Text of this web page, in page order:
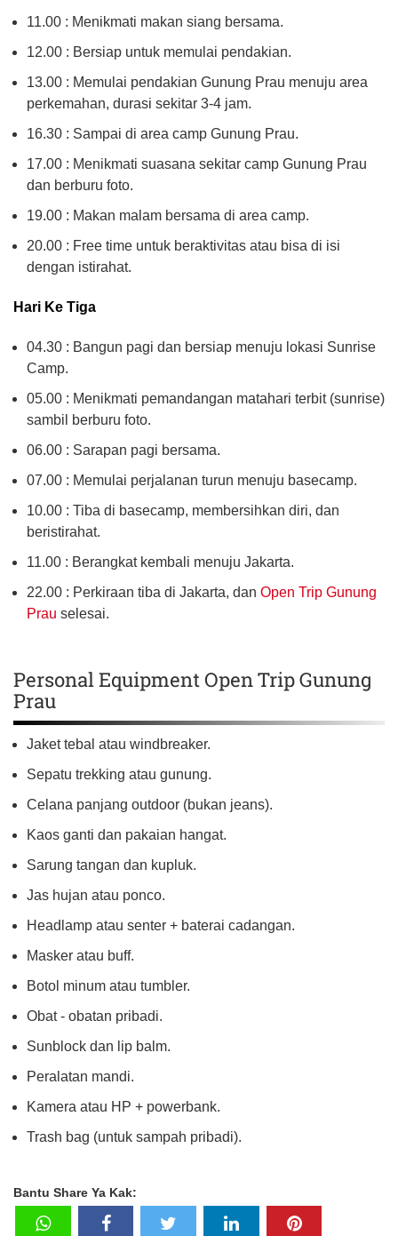
11.00 : Menikmati makan siang bersama.
12.00 : Bersiap untuk memulai pendakian.
13.00 : Memulai pendakian Gunung Prau menuju area
perkemahan, durasi sekitar 3-4 jam.
16.30 : Sampai di area camp Gunung Prau.
17.00 : Menikmati suasana sekitar camp Gunung Prau
dan berburu foto.
19.00 : Makan malam bersama di area camp.
20.00 : Free time untuk beraktivitas atau bisa di isi
dengan istirahat.
Hari Ke Tiga
04.30 : Bangun pagi dan bersiap menuju lokasi Sunrise
Camp.
05.00 : Menikmati pemandangan matahari terbit (sunrise)
sambil berburu foto.
06.00 : Sarapan pagi bersama.
07.00 : Memulai perjalanan turun menuju basecamp.
10.00 : Tiba di basecamp, membersihkan diri, dan
beristirahat.
11.00 : Berangkat kembali menuju Jakarta.
22.00 : Perkiraan tiba di Jakarta, dan Open Trip Gunung
Prau selesai.
Personal Equipment Open Trip Gunung
Prau
Jaket tebal atau windbreaker.
Sepatu trekking atau gunung.
Celana panjang outdoor (bukan jeans).
Kaos ganti dan pakaian hangat.
Sarung tangan dan kupluk.
Jas hujan atau ponco.
Headlamp atau senter + baterai cadangan.
Masker atau buff.
Botol minum atau tumbler.
Obat - obatan pribadi.
Sunblock dan lip balm.
Peralatan mandi.
Kamera atau HP + powerbank.
Trash bag (untuk sampah pribadi).
Bantu Share Ya Kak: